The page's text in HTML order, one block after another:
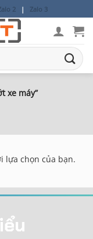
2| Zalo 3
xe máy”
lựa chọn của bạn.